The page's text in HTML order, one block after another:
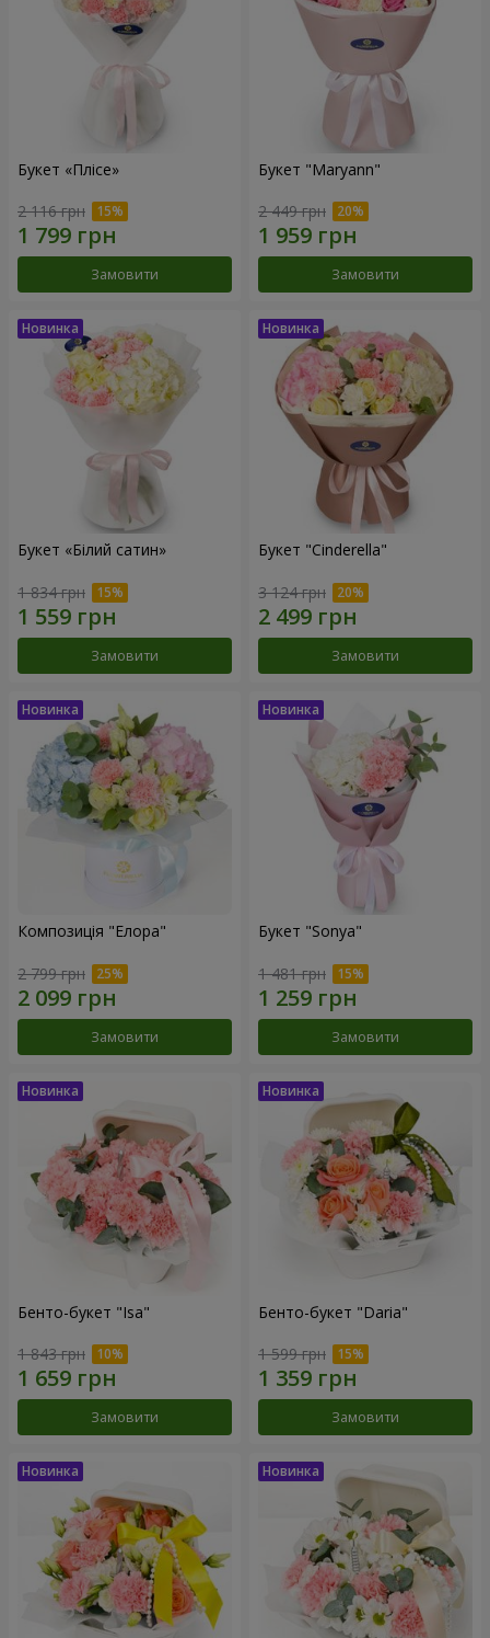
Букет «Плісе»
2 116 грн
Замовити
Букет "Maryann"
2 449 грн
Замовити
Букет «Білий сатин»
1 834 грн
Замовити
Букет "Cinderella"
3 124 грн
Замовити
Композиція "Елора"
2 799 грн
Замовити
Букет "Sonya"
1 481 грн
Замовити
Бенто-букет "Isa"
1 843 грн
Замовити
Бенто-букет "Daria"
1 599 грн
Замовити